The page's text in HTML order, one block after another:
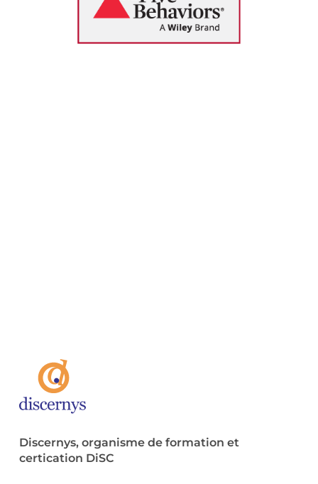
Discernys, organisme de formation et
certication DiSC